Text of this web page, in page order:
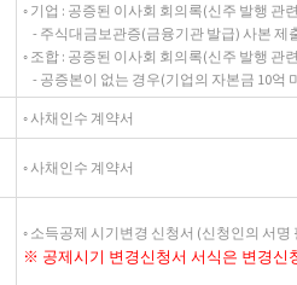
◦ 기업 : 공증된 이사회 회의록(신주 발행
- 주식대금보관증(금융기관 발급) 사본 제
◦ 조합 : 공증된 이사회 회의록(신주 발행 관
- 공증본이 없는 경우(기업의 자본금 10억
◦ 사채인수 계약서
◦ 사채인수 계약서
◦ 소득공제 시기변경 신청서 (신청인의 서명
※ 공제시기 변경신청서 서식은 변경신